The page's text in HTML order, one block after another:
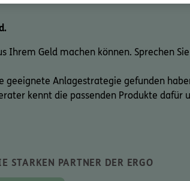
Ihrem Geld machen können. Sprechen
geeignete Anlagestrategie gefunden
kennt die passenden Produkte dafür
STARKEN PARTNER DER ERGO